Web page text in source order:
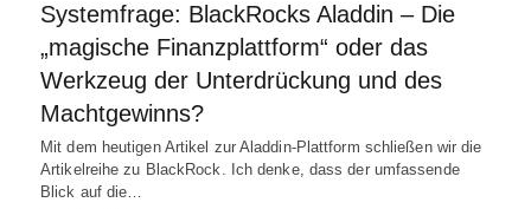
Systemfrage: BlackRocks Aladdin – Die
„magische Finanzplattform“ oder das
Werkzeug der Unterdrückung und des
Machtgewinns?
Mit dem heutigen Artikel zur Aladdin-Plattform schließen wir die
Artikelreihe zu BlackRock. Ich denke, dass der umfassende
Blick auf die…